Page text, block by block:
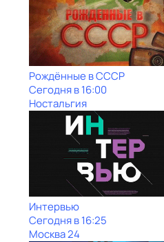
Рождённые в СССР
Сегодня в 16:00
Ностальгия
Интервью
Сегодня в 16:25
Москва 24